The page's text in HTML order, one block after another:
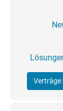
Verträge